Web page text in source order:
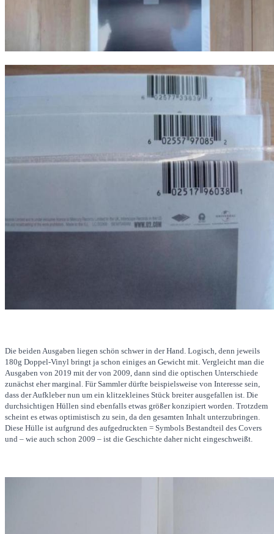
Die beiden Ausgaben liegen schön schwer in der Hand. Logisch, denn jeweils
180g Doppel-Vinyl bringt ja schon einiges an Gewicht mit. Vergleicht man die
Ausgaben von 2019 mit der von 2009, dann sind die optischen Unterschiede
zunächst eher marginal. Für Sammler dürfte beispielsweise von Interesse sein,
dass der Aufkleber nun um ein klitzekleines Stück breiter ausgefallen ist. Die
durchsichtigen Hüllen sind ebenfalls etwas größer konzipiert worden. Trotzdem
scheint es etwas optimistisch zu sein, da den gesamten Inhalt unterzubringen.
Diese Hülle ist aufgrund des aufgedruckten = Symbols Bestandteil des Covers
und – wie auch schon 2009 – ist die Geschichte daher nicht eingeschweißt.